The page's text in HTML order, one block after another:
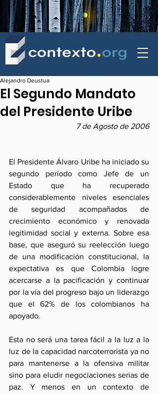
El Segundo Mandato
del Presidente Uribe
Alejandro Deustua
7 de Agosto de 2006
El Presidente Álvaro Uribe ha iniciado su
segundo período como Jefe de un
Estado que ha recuperado
considerablemente niveles esenciales
de seguridad acompañados de
crecimiento económico y renovada
legitimidad social y externa. Sobre esa
base, que aseguró su reelección luego
de una modificación constitucional, la
expectativa es que Colombia logre
acercarse a la pacificación y continuar
por la vía del progreso bajo un liderazgo
que el 62% de los colombianos ha
apoyado.
Esta no será una tarea fácil a la luz a la
luz de la capacidad narcoterrorista ya no
para mantenerse a la ofensiva militar
sino para eludir negociaciones serias de
paz. Y menos en un contexto de